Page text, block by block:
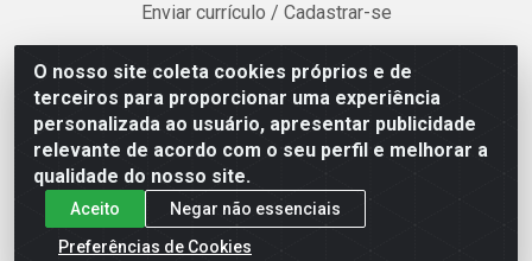
O nosso site coleta cookies próprios e de
terceiros para proporcionar uma experiência
personalizada ao usuário, apresentar publicidade
relevante de acordo com o seu perfil e melhorar a
qualidade do nosso site.
Aceito
Negar não essenciais
Preferências de Cookies
Enviar currículo / Cadastrar-se
Sost Distribuidora - Rua Cândido Rissut, 254 - Recreio
Ipitanga, Lauro de Freitas/BA - CEP 42.700-590 - CNPJ
07.041.307/0001-80